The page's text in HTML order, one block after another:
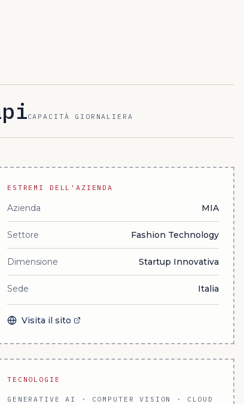
CAPACITÀ GIORNALIERA
ESTREMI DELL'AZIENDA
Azienda MIA
Settore Fashion Technology
Dimensione Startup Innovativa
Sede Italia
Visita il sito
TECNOLOGIE
GENERATIVE AI · COMPUTER VISION · CLOUD